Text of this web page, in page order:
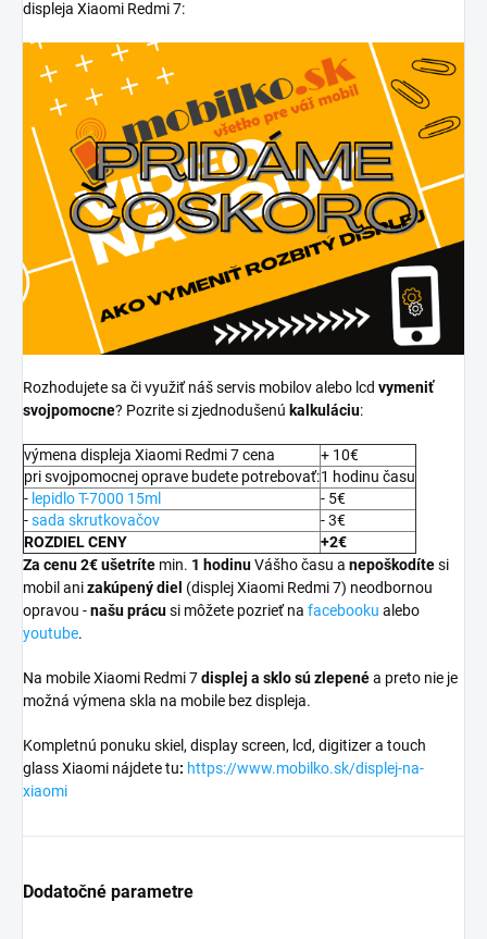
displeja Xiaomi Redmi 7:
Rozhodujete sa či využiť náš servis mobilov alebo lcd vymeniť
svojpomocne? Pozrite si zjednodušenú kalkuláciu:
výmena displeja Xiaomi Redmi 7 cena
+ 10€
pri svojpomocnej oprave budete potrebovať:1 hodinu času
- lepidlo T-7000 15ml
- 5€
-sada skrutkovačov
- 3€
ROZDIEL CENY
+2€
Za cenu 2€ ušetríte min. 1 hodinuVášho času a nepoškodítesi
mobil anizakúpený diel (displej Xiaomi Redmi 7) neodbornou
opravou -našu prácusi môžete pozrieť na facebooku alebo
youtube.
Na mobile Xiaomi Redmi 7displej a sklo sú zlepenéa preto nie je
možná výmena skla na mobile bez displeja.
Kompletnú ponuku skiel, display screen, lcd, digitizer a touch
glass Xiaomi nájdete tu: https://www.mobilko.sk/displej-na-
xiaomi
Dodatočné parametre